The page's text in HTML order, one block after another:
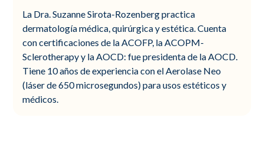
La Dra. Suzanne Sirota-Rozenberg practica
dermatología médica, quirúrgica y estética. Cuenta
con certificaciones de la ACOFP, la ACOPM-
Sclerotherapy y la AOCD: fue presidenta de la AOCD.
Tiene 10 años de experiencia con el Aerolase Neo
(láser de 650 microsegundos) para usos estéticos y
médicos.